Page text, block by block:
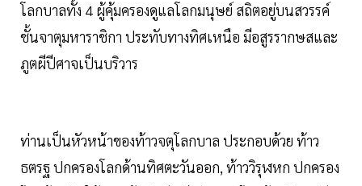
โลกบาลทั้ง 4 ผู้คุ้มครองดูแลโลกมนุษย์ สถิตอยู่บนสวรรค์
ชั้นจาตุมหาราชิกา ประทับทางทิศเหนือ มีอสูรรากษสและ
ภูตผีปีศาจเป็นบริวาร
ท่านเป็นหัวหน้าของท้าวจตุโลกบาล ประกอบด้วย ท้าว
ธตรฐ ปกครองโลกด้านทิศตะวันออก, ท้าววิรุฬหก ปกครอง